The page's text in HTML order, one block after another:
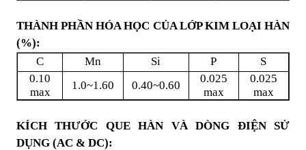
THÀNH PHẦN HÓA HỌC CỦA LỚP KIM LOẠI HÀN
(%):
C
Mn Si P
S
0.10
max
1.0~1.60 0.40~0.60
0.025
max
0.025
max
KÍCH THƯỚC QUE HÀN VÀ DÒNG ĐIỆN SỬ
DỤNG (AC & DC):